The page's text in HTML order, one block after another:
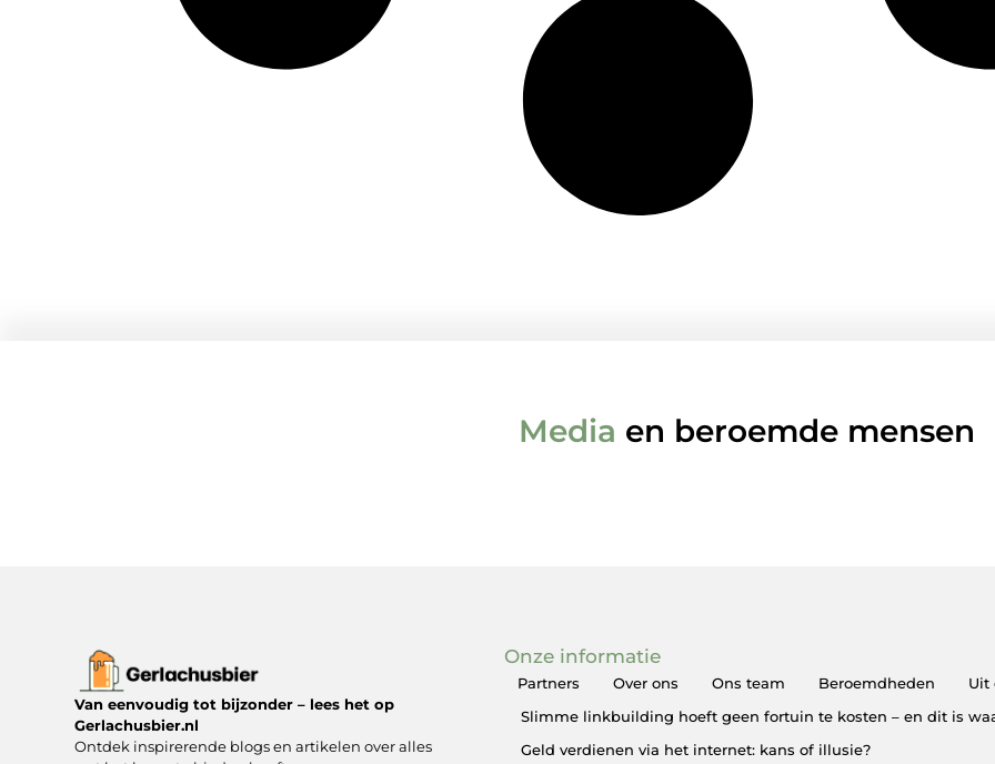
Media en beroemde mensen
Van eenvoudig tot bijzonder – lees het op
Gerlachusbier.nl
Ontdek inspirerende blogs en artikelen over alles
Onze informatie
Partners Over ons Ons team Beroemdheden
Uit
Slimme linkbuilding hoeft geen fortuin te kosten – en dit is
Geld verdienen via het internet: kans of illusie?